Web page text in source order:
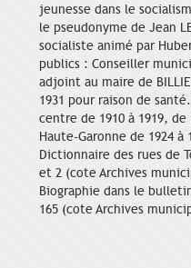
jeunesse dans le
le pseudonyme de Jean
socialiste animé par
publics : Conseiller
adjoint au maire de
1931 pour raison de
centre de 1910 à 1919,
Haute-Garonne de 1924 à
Dictionnaire des rues de
et 2 (cote Archives
Biographie dans le
165 (cote Archives